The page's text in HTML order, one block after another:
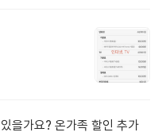
을가요? 온가족 할인 추가